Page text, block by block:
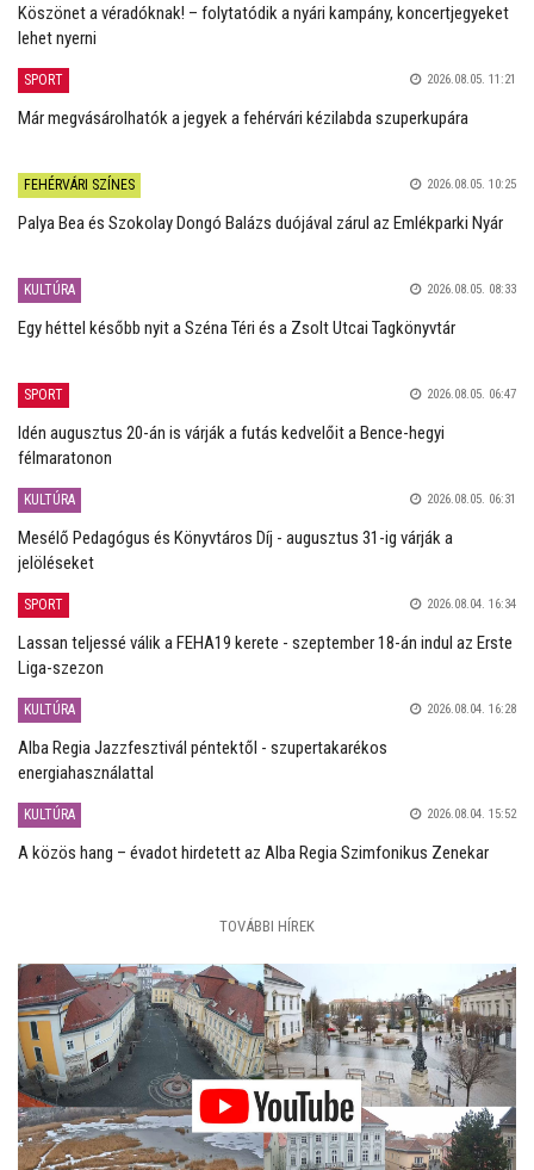
Köszönet a véradóknak! – folytatódik a nyári kampány, koncertjegyeket
lehet nyerni
SPORT 2026.08.05. 11:21
Már megvásárolhatók a jegyek a fehérvári kézilabda szuperkupára
FEHÉRVÁRI SZÍNES 2026.08.05. 10:25
Palya Bea és Szokolay Dongó Balázs duójával zárul az Emlékparki Nyár
KULTÚRA 2026.08.05. 08:33
Egy héttel később nyit a Széna Téri és a Zsolt Utcai Tagkönyvtár
SPORT 2026.08.05. 06:47
Idén augusztus 20-án is várják a futás kedvelőit a Bence-hegyi
félmaratonon
KULTÚRA 2026.08.05. 06:31
Mesélő Pedagógus és Könyvtáros Díj - augusztus 31-ig várják a
jelöléseket
SPORT 2026.08.04. 16:34
Lassan teljessé válik a FEHA19 kerete - szeptember 18-án indul az Erste
Liga-szezon
KULTÚRA 2026.08.04. 16:28
Alba Regia Jazzfesztivál péntektől - szupertakarékos
energiahasználattal
KULTÚRA 2026.08.04. 15:52
A közös hang – évadot hirdetett az Alba Regia Szimfonikus Zenekar
TOVÁBBI HÍREK